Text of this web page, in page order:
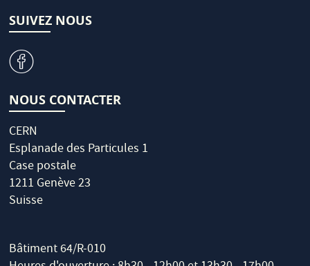
SUIVEZ NOUS
v
NOUS CONTACTER
CERN
Esplanade des Particules 1
Case postale
1211 Genève 23
Suisse
Bâtiment 64/R-010